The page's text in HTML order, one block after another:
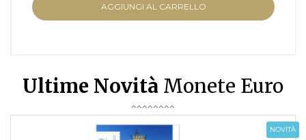
AGGIUNGI AL CARRELLO
Ultime Novità Monete Euro
NOVITÀ